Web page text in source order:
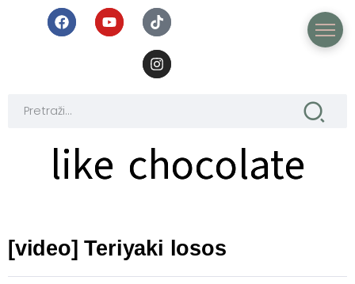
like chocolate
like chocolate
[video] Teriyaki losos